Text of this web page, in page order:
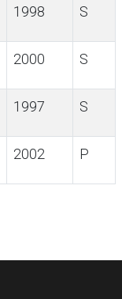
1998 S
2000 S
1997 S
2002 P